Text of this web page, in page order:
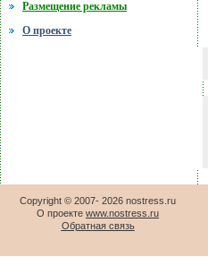
Размещение рекламы
О проекте
Copyright © 2007- 2026 nostress.ru
О проекте www.nostress.ru
Обратная связь